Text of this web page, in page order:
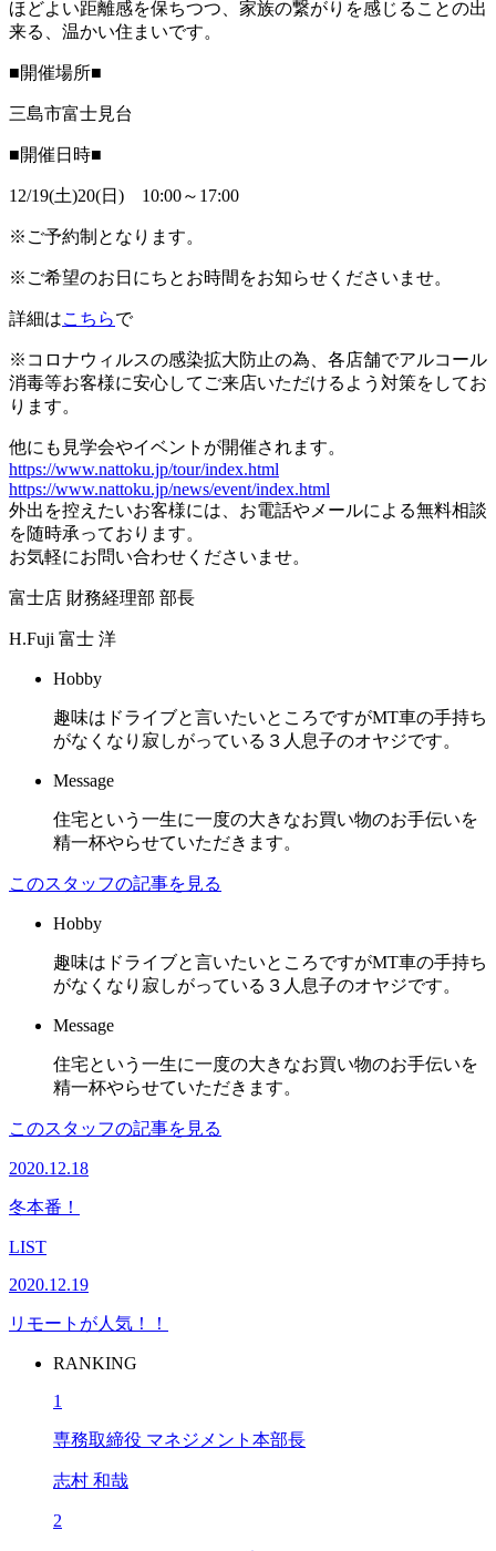
ほどよい距離感を保ちつつ、家族の繋がりを感じることの出
来る、温かい住まいです。
■開催場所■
三島市富士見台
■開催日時■
12/19(土)20(日) 10:00～17:00
※ご予約制となります。
※ご希望のお日にちとお時間をお知らせくださいませ。
詳細はこちらで
※コロナウィルスの感染拡大防止の為、各店舗でアルコール
消毒等お客様に安心してご来店いただけるよう対策をしてお
ります。
他にも見学会やイベントが開催されます。
https://www.nattoku.jp/tour/index.html
https://www.nattoku.jp/news/event/index.html
外出を控えたいお客様には、お電話やメールによる無料相談
を随時承っております。
お気軽にお問い合わせくださいませ。
富士店 財務経理部 部長
H.Fuji 富士 洋
Hobby
趣味はドライブと言いたいところですがMT車の手持ち
がなくなり寂しがっている３人息子のオヤジです。
Message
住宅という一生に一度の大きなお買い物のお手伝いを
精一杯やらせていただきます。
このスタッフの記事を見る
Hobby
趣味はドライブと言いたいところですがMT車の手持ち
がなくなり寂しがっている３人息子のオヤジです。
Message
住宅という一生に一度の大きなお買い物のお手伝いを
精一杯やらせていただきます。
このスタッフの記事を見る
2020.12.18
冬本番！
LIST
2020.12.19
リモートが人気！！
RANKING
1
専務取締役 マネジメント本部長
志村 和哉
2